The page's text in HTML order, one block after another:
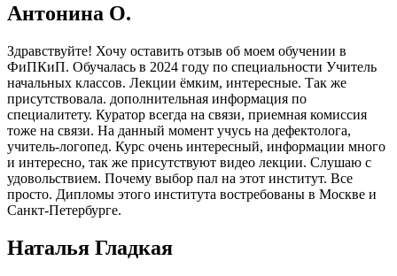
Антонина О.
Здравствуйте! Хочу оставить отзыв об моем обучении в
ФиПКиП. Обучалась в 2024 году по специальности Учитель
начальных классов. Лекции ёмким, интересные. Так же
присутствовала. дополнительная информация по
специалитету. Куратор всегда на связи, приемная комиссия
тоже на связи. На данный момент учусь на дефектолога,
учитель-логопед. Курс очень интересный, информации много
и интересно, так же присутствуют видео лекции. Слушаю с
удовольствием. Почему выбор пал на этот институт. Все
просто. Дипломы этого института востребованы в Москве и
Санкт-Петербурге.
Наталья Гладкая